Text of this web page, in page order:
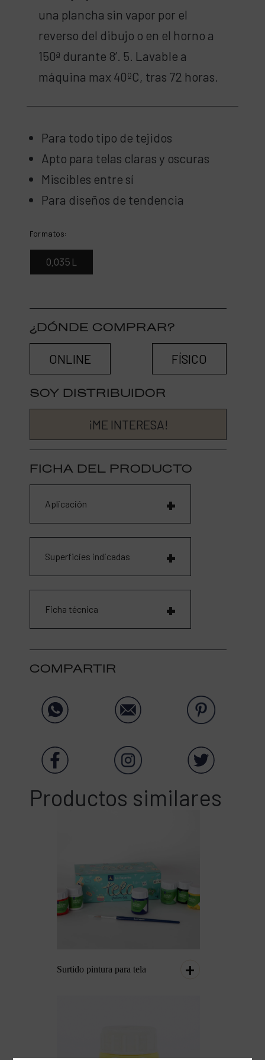
una plancha sin vapor por el
reverso del dibujo o en el horno a
150ª durante 8’. 5. Lavable a
máquina max 40ºC, tras 72 horas.
Para todo tipo de tejidos
Apto para telas claras y oscuras
Miscibles entre sí
Para diseños de tendencia
Formatos:
0,035 L
¿DÓNDE COMPRAR?
ONLINE FÍSICO
SOY DISTRIBUIDOR
¡ME INTERESA!
FICHA DEL PRODUCTO
Aplicación
Superficies indicadas
Ficha técnica
COMPARTIR
Productos similares
Surtido pintura para tela